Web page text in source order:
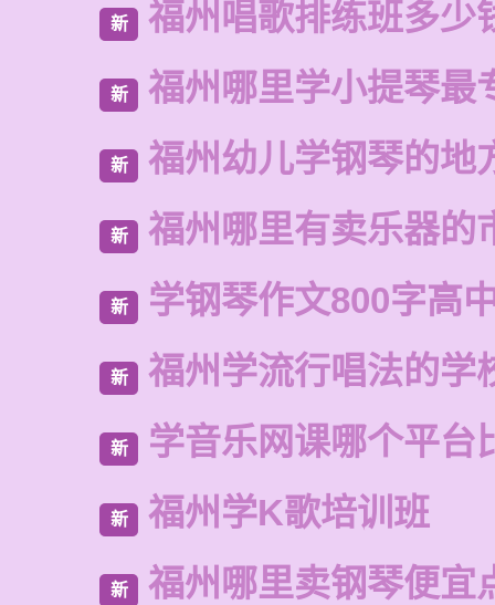
新 福州唱歌排练班多少
新 福州哪里学小提琴最
新 福州幼儿学钢琴的地
新 福州哪里有卖乐器的
新 学钢琴作文800字高
新 福州学流行唱法的学
新 学音乐网课哪个平台
新 福州学K歌培训班
新 福州哪里卖钢琴便宜